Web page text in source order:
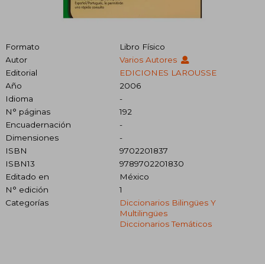
Formato
Libro Físico
Autor
Varios Autores
Editorial
EDICIONES LAROUSSE
Año
2006
Idioma
-
N° páginas
192
Encuadernación
-
Dimensiones
-
ISBN
9702201837
ISBN13
9789702201830
Editado en
México
N° edición
1
Categorías
Diccionarios Bilingües Y
Multilingües
Diccionarios Temáticos